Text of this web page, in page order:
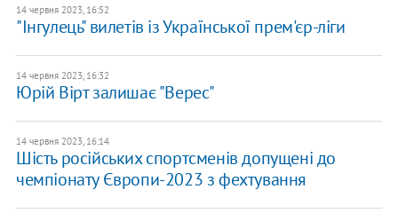
14 червня 2023, 16:52
"Інгулець" вилетів із Української прем'єр-ліги
14 червня 2023, 16:32
Юрій Вірт залишає "Верес"
14 червня 2023, 16:14
Шість російських спортсменів допущені до
чемпіонату Європи-2023 з фехтування